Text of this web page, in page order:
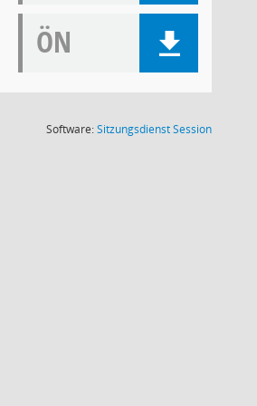
ÖN
Software:SitzungsdienstSession(Wird in